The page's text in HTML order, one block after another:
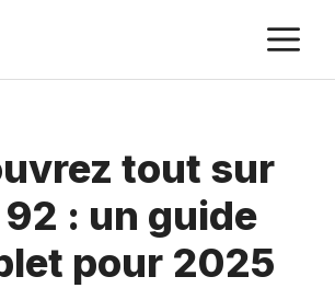
tout sur
92 : un guide
pour 2025